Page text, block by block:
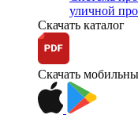
уличной
Скачать каталог
Скачать